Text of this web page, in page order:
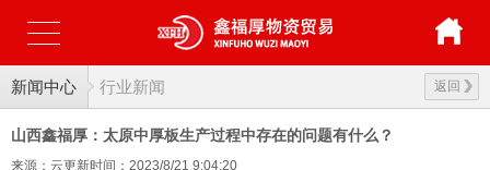
新闻中心 返回
行业新闻
山西鑫福厚：太原中厚板生产过程中存在的问题有什么？
来源：云更新时间：2023/8/21 9:04:20